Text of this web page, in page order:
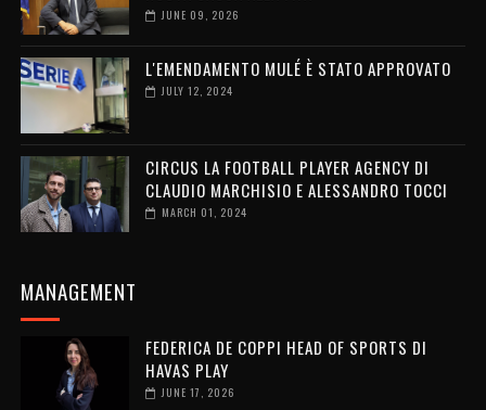
JUNE 09, 2026
L'EMENDAMENTO MULÉ È STATO APPROVATO
JULY 12, 2024
CIRCUS LA FOOTBALL PLAYER AGENCY DI
CLAUDIO MARCHISIO E ALESSANDRO TOCCI
MARCH 01, 2024
MANAGEMENT
FEDERICA DE COPPI HEAD OF SPORTS DI
HAVAS PLAY
JUNE 17, 2026